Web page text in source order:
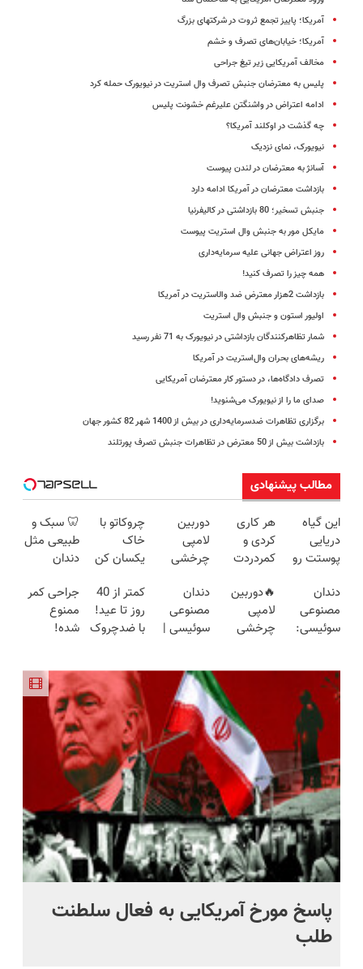
آمریکا؛ پاییز تجمع ثروت در شرکت‎های بزرگ
آمریکا؛ خیابان‌های تصرف و خشم
مخالف آمریکایی زیر تیغ جراحی
پلیس به معترضان جنبش تصرف وال استریت در نیویورک حمله کرد
ادامه اعتراض در واشنگتن علیرغم خشونت پلیس
چه گذشت در اوکلند آمریکا؟
نیویورک، نمای نزدیک
آسانژ به معترضان در لندن پیوست
بازداشت معترضان در آمریکا ادامه دارد
جنبش تسخیر؛ 80 بازداشتی در کالیفرنیا
مایکل مور به جنبش وال استریت پیوست
روز اعتراض جهانی علیه سرمایه‌داری
همه چیز را تصرف کنید!
بازداشت 2هزار معترض ضد وال‎استریت در آمریکا
اولیور استون و جنبش وال استریت
شمار تظاهرکنندگان بازداشتی در نیویورک به 71 نفر رسید
ریشه‌های بحران وال‌استریت در آمریکا
تصرف دادگاه‌ها، در دستور کار معترضان آمریکایی
صدای ما را از نیویورک می‌شنوید!
برگزاری تظاهرات ضدسرمایه‌داری در بیش از 1400 شهر 82 کشور جهان
بازداشت بیش از 50 معترض در تظاهرات جنبش تصرف پورتلند
مطالب پیشنهادی
این گیاه
دریایی
پوستت رو
میکنه
انگار20سال
جوون شدی
خرید
هر کاری
کردی و
کمردردت
پر کردن
پرسشنامه و
دریافت راه
دوربین
لامپی
چرخشی
فقط امروز
حراج شد🔥
پرداخت
چروکاتو با
خاک
یکسان کن
خانگی+آسان+به
صرفه)
🦷 سبک و
طبیعی مثل
دندان
نصب آسان
و پرداخت
اقساطی 💳
دندان
مصنوعی
سوئیسی:
اروپا، سبک
و مقاوم |
پرداخت
قسطی
🔥دوربین
لامپی
چرخشی
+ گارانتی
تعویض
دندان
مصنوعی
سوئیسی |
طبیعی!
ویزیت
رایگان+پرداخت
اقساطی😍
کمتر از 40
روز تا عید!
با ضدچروک
جراحی کمر
ممنوع
شده!
منزل درمان
کنی؟
((پرسش‌نامه))
پاسخ مورخ آمریکایی به فعال سلطنت
طلب